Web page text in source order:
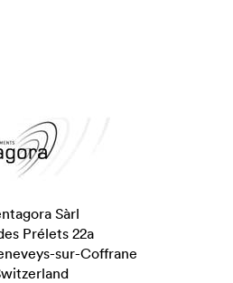
Sàrl
Prélets 22a
sur-Coffrane